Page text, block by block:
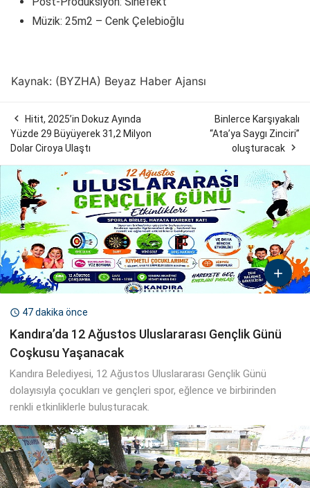
Müzik: 25m2 – Cenk Çelebioğlu
Kaynak: (BYZHA) Beyaz Haber Ajansı

Hitit, 2025’in Dokuz Ayında
Yüzde 29 Büyüyerek 31,2 Milyon
Dolar Ciroya Ulaştı
Binlerce Karşıyakalı
“Ata’ya Saygı Zinciri”
oluşturacak 

 47 dakika önce
Kandıra’da 12 Ağustos Uluslararası Gençlik Günü
Coşkusu Yaşanacak
Kandıra Belediyesi, 12 Ağustos Uluslararası Gençlik Günü
dolayısıyla çocukları ve gençleri spor, eğlence ve birbirinden
renkli etkinliklerle buluşturacak.